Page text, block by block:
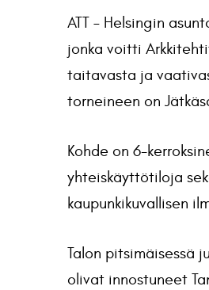
ATT – Helsingin
jonka voitti
taitavasta ja
torneineen on
Kohde on 6-
yhteiskäyttötiloja
kaupunkikuvallisen
Talon pitsimäisessä
olivat innostuneet